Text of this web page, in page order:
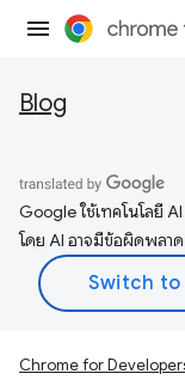
Blog
Google ใช้เทคโนโลยี
โดย AI อาจมีข้อผิดพลาด
Chrome for